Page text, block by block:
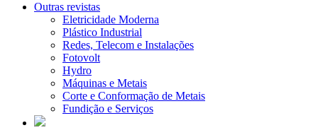
Outras revistas
Eletricidade Moderna
Plástico Industrial
Redes, Telecom e Instalações
Fotovolt
Hydro
Máquinas e Metais
Corte e Conformação de Metais
Fundição e Serviços